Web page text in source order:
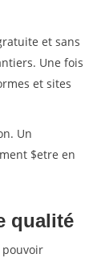
et sans
Une fois
et sites
Un
$etre en
qualité